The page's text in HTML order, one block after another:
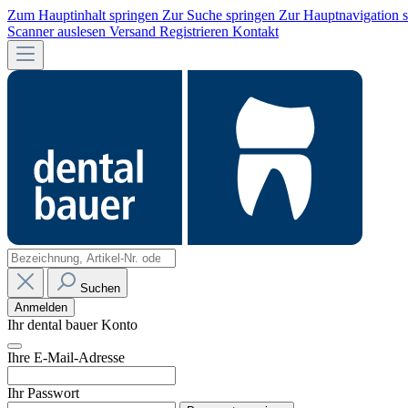
Zum Hauptinhalt springen Zur Suche springen Zur Hauptnavigation
Scanner auslesen Versand Registrieren Kontakt
Suchen
Anmelden
Ihr dental bauer Konto
Ihre E-Mail-Adresse
Ihr Passwort